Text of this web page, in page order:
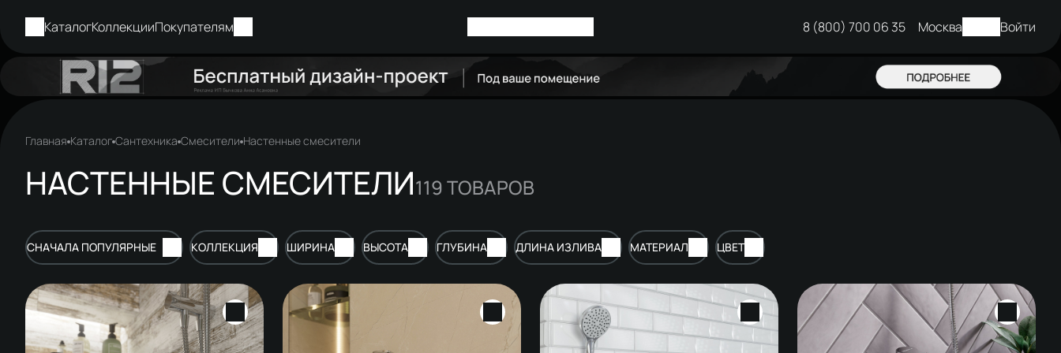
КаталогКоллекцииПокупателям 8 (800) 700 06 35 Москва Войти
Главная Каталог Сантехника Смесители Настенные смесители
НАСТЕННЫЕ СМЕСИТЕЛИ119ТОВАРОВ
СНАЧАЛА ПОПУЛЯРНЫЕ КОЛЛЕКЦИЯ ШИРИНА ВЫСОТА ГЛУБИНА ДЛИНА ИЗЛИВА МАТЕРИАЛ ЦВЕТ